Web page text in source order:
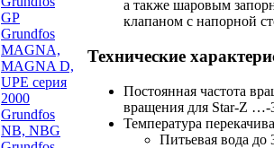
GP
Grundfos
MAGNA,
MAGNA D,
UPE серия
2000
Grundfos
NB, NBG
а также шаровым
клапаном с напорной
Технические
Постоянная частота
вращения для Star-Z …-
Температура
Питьевая вода до